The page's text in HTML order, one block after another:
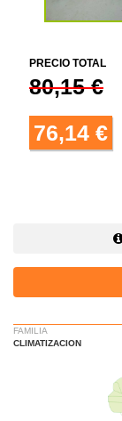
PRECIO TOTAL
80,15 €
76,14 €
FAMILIA
CLIMATIZACION